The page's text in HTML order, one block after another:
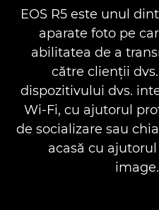
EOS R5 este unul
aparate foto pe
abilitatea de a
către clienţii
dispozitivului dvs.
Wi-Fi, cu ajutorul
de socializare sau
acasă cu